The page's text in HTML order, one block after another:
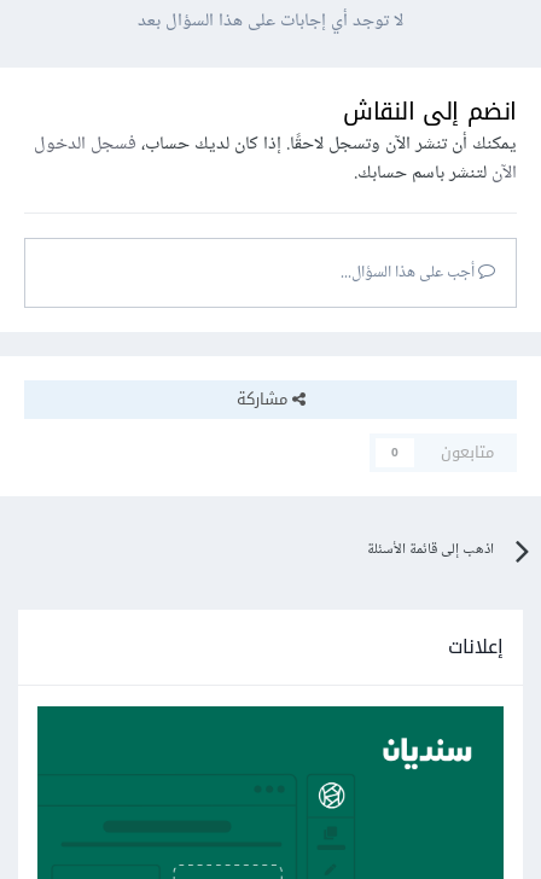
لا توجد أي إجابات على هذا السؤال بعد
انضم إلى النقاش
يمكنك أن تنشر الآن وتسجل لاحقًا. إذا كان لديك حساب،فسجل الدخول
الآنلتنشر باسم حسابك.
أجب على هذا السؤال...
مشاركة
متابعون
0
اذهب إلى قائمة الأسئلة
إعلانات